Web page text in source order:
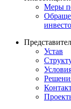
Меры
Устав